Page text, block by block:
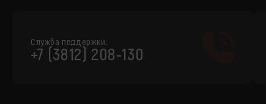
Служба поддержки:
+7 (3812) 208-130